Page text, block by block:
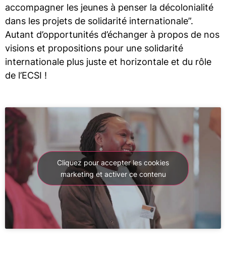
accompagner les jeunes à penser la décolonialité
dans les projets de solidarité internationale”.
Autant d’opportunités d’échanger à propos de nos
visions et propositions pour une solidarité
internationale plus juste et horizontale et du rôle
de l’ECSI !
Cliquez pour accepter les cookies
marketing et activer ce contenu